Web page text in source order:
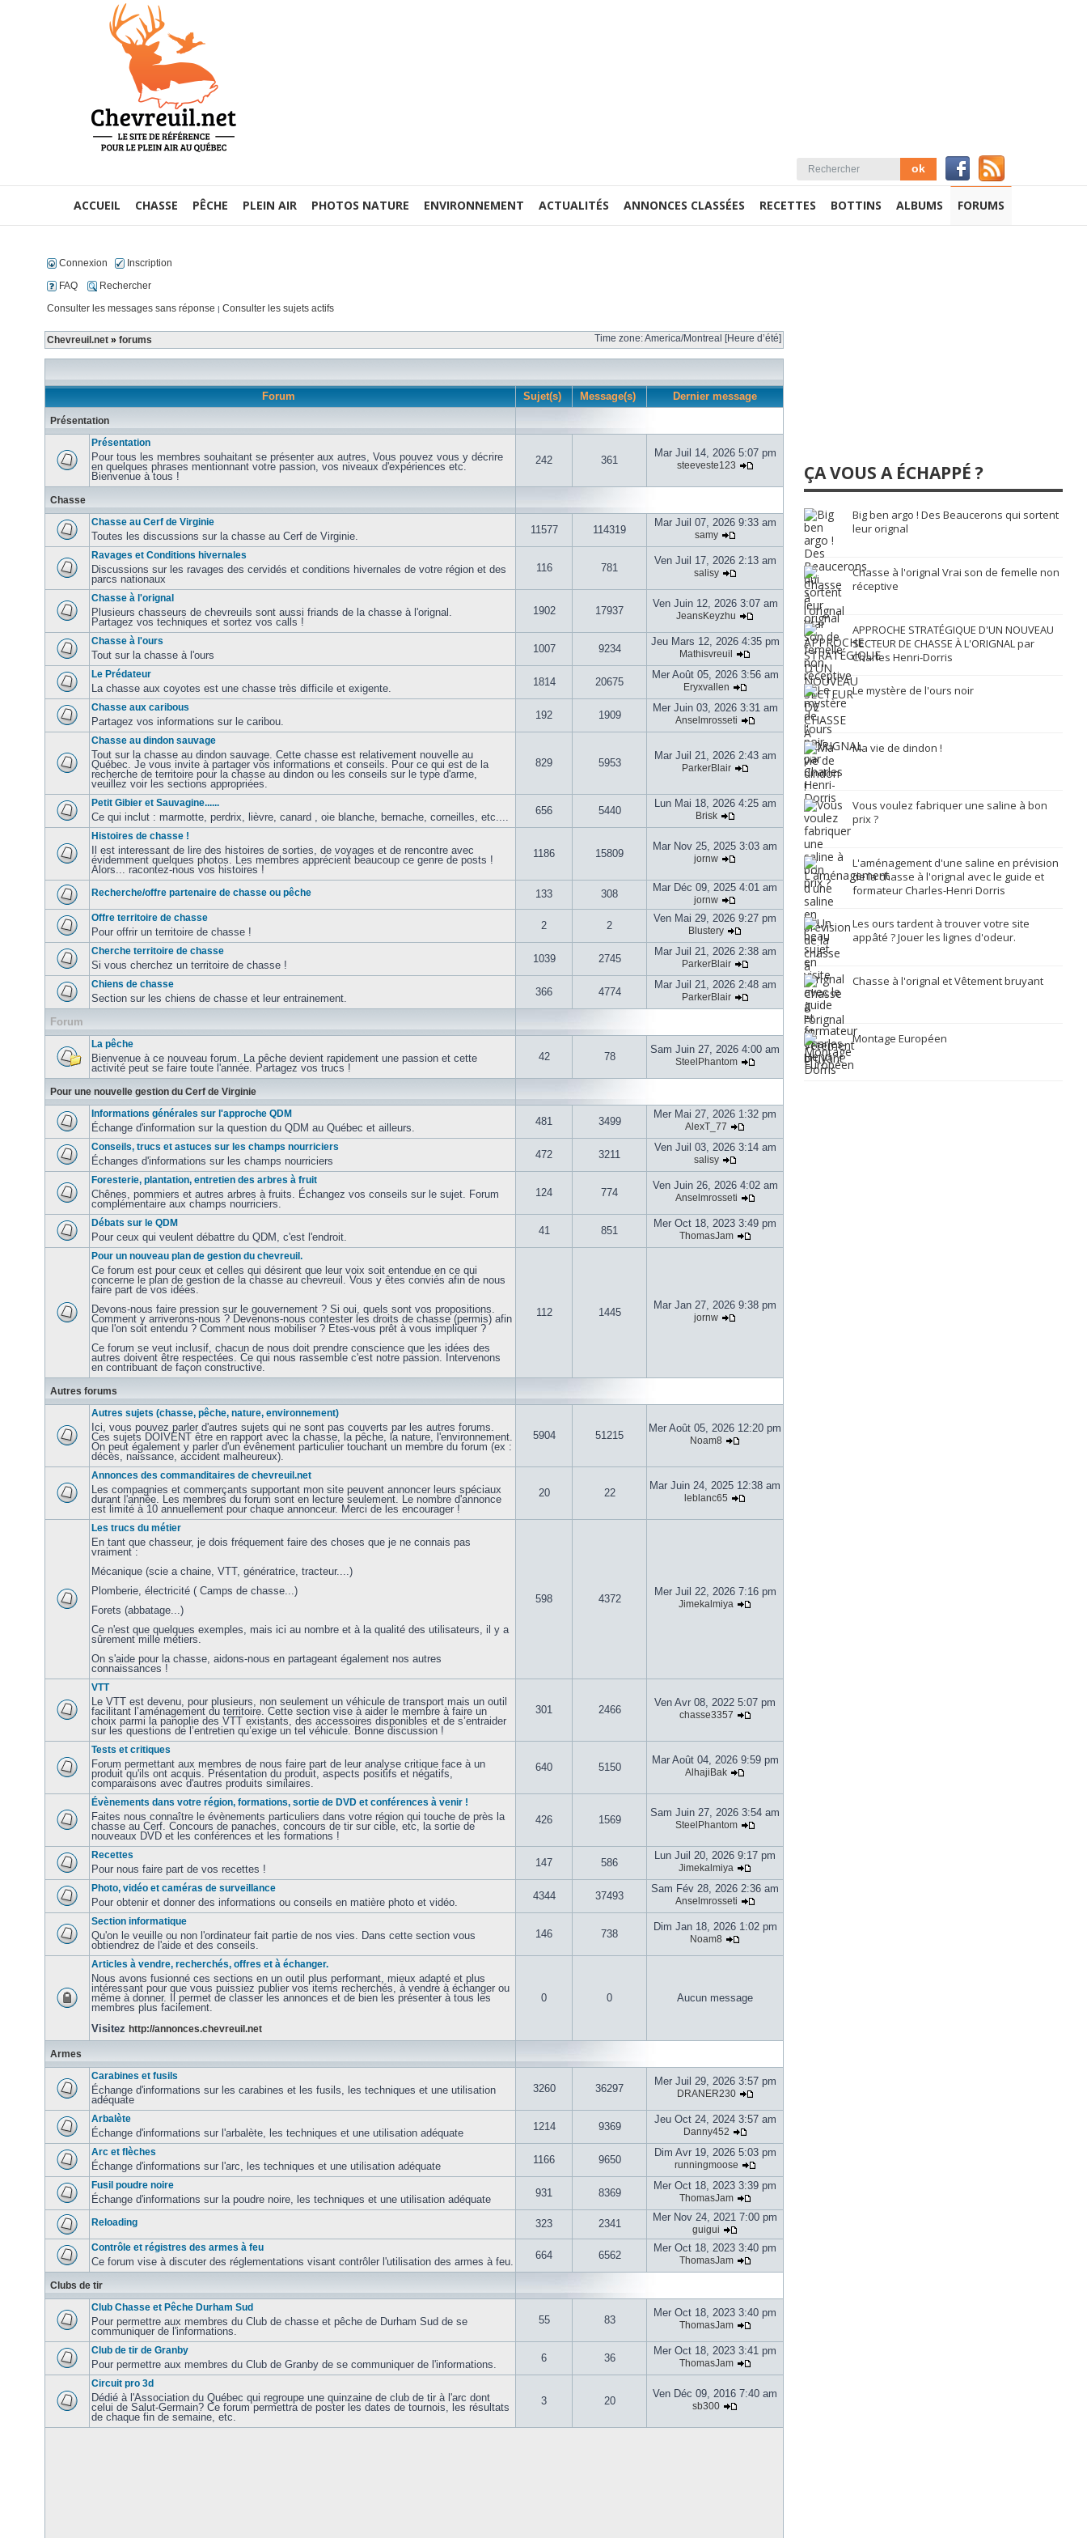
ACCUEIL CHASSE PÊCHE PLEIN AIR PHOTOS NATURE ENVIRONNEMENT ACTUALITÉS ANNONCES CLASSÉES RECETTES BOTTINS ALBUMS FORUMS
Connexion
Inscription
FAQ
Rechercher
Consulter les messages sans réponse | Consulter les sujets actifs
Chevreuil.net » forums Time zone: America/Montreal [Heure d’été]
Forum Sujet(s) Message(s) Dernier message
Présentation
Présentation
Pour tous les membres souhaitant se présenter aux autres, Vous pouvez vous y décrire
en quelques phrases mentionnant votre passion, vos niveaux d'expériences etc.
Bienvenue à tous !
242 361
Mar Juil 14, 2026 5:07 pm
steeveste123
Chasse
Chasse au Cerf de Virginie
Toutes les discussions sur la chasse au Cerf de Virginie.
11577 114319
Mar Juil 07, 2026 9:33 am
samy
Ravages et Conditions hivernales
Discussions sur les ravages des cervidés et conditions hivernales de votre région et des
parcs nationaux
116 781
Ven Juil 17, 2026 2:13 am
salisy
Chasse à l'orignal
Plusieurs chasseurs de chevreuils sont aussi friands de la chasse à l'orignal.
Partagez vos techniques et sortez vos calls !
1902 17937
Ven Juin 12, 2026 3:07 am
JeansKeyzhu
Chasse à l'ours
Tout sur la chasse à l'ours
1007 9234
Jeu Mars 12, 2026 4:35 pm
Mathisvreuil
Le Prédateur
La chasse aux coyotes est une chasse très difficile et exigente.
1814 20675
Mer Août 05, 2026 3:56 am
Eryxvallen
Chasse aux caribous
Partagez vos informations sur le caribou.
192 1909
Mer Juin 03, 2026 3:31 am
Anselmrosseti
Chasse au dindon sauvage
Tout sur la chasse au dindon sauvage. Cette chasse est relativement nouvelle au
Québec. Je vous invite à partager vos informations et conseils. Pour ce qui est de la
recherche de territoire pour la chasse au dindon ou les conseils sur le type d'arme,
veuillez voir les sections appropriées.
829 5953
Mar Juil 21, 2026 2:43 am
ParkerBlair
Petit Gibier et Sauvagine......
Ce qui inclut : marmotte, perdrix, lièvre, canard , oie blanche, bernache, corneilles, etc....
656 5440
Lun Mai 18, 2026 4:25 am
Brisk
Histoires de chasse !
Il est interessant de lire des histoires de sorties, de voyages et de rencontre avec
évidemment quelques photos. Les membres apprécient beaucoup ce genre de posts !
Alors... racontez-nous vos histoires !
1186 15809
Mar Nov 25, 2025 3:03 am
jornw
Recherche/offre partenaire de chasse ou pêche 133 308
Mar Déc 09, 2025 4:01 am
jornw
Offre territoire de chasse
Pour offrir un territoire de chasse !
2 2
Ven Mai 29, 2026 9:27 pm
Blustery
Cherche territoire de chasse
Si vous cherchez un territoire de chasse !
1039 2745
Mar Juil 21, 2026 2:38 am
ParkerBlair
Chiens de chasse
Section sur les chiens de chasse et leur entrainement.
366 4774
Mar Juil 21, 2026 2:48 am
ParkerBlair
Forum
La pêche
Bienvenue à ce nouveau forum. La pêche devient rapidement une passion et cette
activité peut se faire toute l'année. Partagez vos trucs !
42 78
Sam Juin 27, 2026 4:00 am
SteelPhantom
Pour une nouvelle gestion du Cerf de Virginie
Informations générales sur l'approche QDM
Échange d'information sur la question du QDM au Québec et ailleurs.
481 3499
Mer Mai 27, 2026 1:32 pm
AlexT_77
Conseils, trucs et astuces sur les champs nourriciers
Échanges d'informations sur les champs nourriciers
472 3211
Ven Juil 03, 2026 3:14 am
salisy
Foresterie, plantation, entretien des arbres à fruit
Chênes, pommiers et autres arbres à fruits. Échangez vos conseils sur le sujet. Forum
complémentaire aux champs nourriciers.
124 774
Ven Juin 26, 2026 4:02 am
Anselmrosseti
Débats sur le QDM
Pour ceux qui veulent débattre du QDM, c'est l'endroit.
41 851
Mer Oct 18, 2023 3:49 pm
ThomasJam
Pour un nouveau plan de gestion du chevreuil.
Ce forum est pour ceux et celles qui désirent que leur voix soit entendue en ce qui
concerne le plan de gestion de la chasse au chevreuil. Vous y êtes conviés afin de nous
faire part de vos idées.
Devons-nous faire pression sur le gouvernement ? Si oui, quels sont vos propositions.
Comment y arriverons-nous ? Devenons-nous contester les droits de chasse (permis) afin
que l'on soit entendu ? Comment nous mobiliser ? Etes-vous prêt à vous impliquer ?
Ce forum se veut inclusif, chacun de nous doit prendre conscience que les idées des
autres doivent être respectées. Ce qui nous rassemble c'est notre passion. Intervenons
en contribuant de façon constructive.
112 1445
Mar Jan 27, 2026 9:38 pm
jornw
Autres forums
Autres sujets (chasse, pêche, nature, environnement)
Ici, vous pouvez parler d'autres sujets qui ne sont pas couverts par les autres forums.
Ces sujets DOIVENT être en rapport avec la chasse, la pêche, la nature, l'environnement.
On peut également y parler d'un évênement particulier touchant un membre du forum (ex :
décès, naissance, accident malheureux).
5904 51215
Mer Août 05, 2026 12:20 pm
Noam8
Annonces des commanditaires de chevreuil.net
Les compagnies et commerçants supportant mon site peuvent annoncer leurs spéciaux
durant l'année. Les membres du forum sont en lecture seulement. Le nombre d'annonce
est limité à 10 annuellement pour chaque annonceur. Merci de les encourager !
20 22
Mar Juin 24, 2025 12:38 am
leblanc65
Les trucs du métier
En tant que chasseur, je dois fréquement faire des choses que je ne connais pas
vraiment :
Mécanique (scie a chaine, VTT, génératrice, tracteur....)
Plomberie, électricité ( Camps de chasse...)
Forets (abbatage...)
Ce n'est que quelques exemples, mais ici au nombre et à la qualité des utilisateurs, il y a
sûrement mille métiers.
On s'aide pour la chasse, aidons-nous en partageant également nos autres
connaissances !
598 4372
Mer Juil 22, 2026 7:16 pm
Jimekalmiya
VTT
Le VTT est devenu, pour plusieurs, non seulement un véhicule de transport mais un outil
facilitant l’aménagement du territoire. Cette section vise à aider le membre à faire un
choix parmi la panoplie des VTT existants, des accessoires disponibles et de s’entraider
sur les questions de l’entretien qu’exige un tel véhicule. Bonne discussion !
301 2466
Ven Avr 08, 2022 5:07 pm
chasse3357
Tests et critiques
Forum permettant aux membres de nous faire part de leur analyse critique face à un
produit qu'ils ont acquis. Présentation du produit, aspects positifs et négatifs,
comparaisons avec d'autres produits similaires.
640 5150
Mar Août 04, 2026 9:59 pm
AlhajiBak
Évènements dans votre région, formations, sortie de DVD et conférences à venir !
Faites nous connaître le évènements particuliers dans votre région qui touche de près la
chasse au Cerf. Concours de panaches, concours de tir sur cible, etc, la sortie de
nouveaux DVD et les conférences et les formations !
426 1569
Sam Juin 27, 2026 3:54 am
SteelPhantom
Recettes
Pour nous faire part de vos recettes !
147 586
Lun Juil 20, 2026 9:17 pm
Jimekalmiya
Photo, vidéo et caméras de surveillance
Pour obtenir et donner des informations ou conseils en matière photo et vidéo.
4344 37493
Sam Fév 28, 2026 2:36 am
Anselmrosseti
Section informatique
Qu'on le veuille ou non l'ordinateur fait partie de nos vies. Dans cette section vous
obtiendrez de l'aide et des conseils.
146 738
Dim Jan 18, 2026 1:02 pm
Noam8
Articles à vendre, recherchés, offres et à échanger.
Nous avons fusionné ces sections en un outil plus performant, mieux adapté et plus
intéressant pour que vous puissiez publier vos items recherchés, à vendre à échanger ou
même à donner. Il permet de classer les annonces et de bien les présenter à tous les
membres plus facilement.
Visitez http://annonces.chevreuil.net
0 0 Aucun message
Armes
Carabines et fusils
Échange d'informations sur les carabines et les fusils, les techniques et une utilisation
adéquate
3260 36297
Mer Juil 29, 2026 3:57 pm
DRANER230
Arbalète
Échange d'informations sur l'arbalète, les techniques et une utilisation adéquate
1214 9369
Jeu Oct 24, 2024 3:57 am
Danny452
Arc et flèches
Échange d'informations sur l'arc, les techniques et une utilisation adéquate
1166 9650
Dim Avr 19, 2026 5:03 pm
runningmoose
Fusil poudre noire
Échange d'informations sur la poudre noire, les techniques et une utilisation adéquate
931 8369
Mer Oct 18, 2023 3:39 pm
ThomasJam
Reloading 323 2341
Mer Nov 24, 2021 7:00 pm
guigui
Contrôle et régistres des armes à feu
Ce forum vise à discuter des réglementations visant contrôler l'utilisation des armes à feu.
664 6562
Mer Oct 18, 2023 3:40 pm
ThomasJam
Clubs de tir
Club Chasse et Pêche Durham Sud
Pour permettre aux membres du Club de chasse et pêche de Durham Sud de se
communiquer de l'informations.
55 83
Mer Oct 18, 2023 3:40 pm
ThomasJam
Club de tir de Granby
Pour permettre aux membres du Club de Granby de se communiquer de l'informations.
6 36
Mer Oct 18, 2023 3:41 pm
ThomasJam
Circuit pro 3d
Dédié à l'Association du Québec qui regroupe une quinzaine de club de tir à l'arc dont
celui de Salut-Germain? Ce forum permettra de poster les dates de tournois, les résultats
de chaque fin de semaine, etc.
3 20
Ven Déc 09, 2016 7:40 am
sb300
ÇA VOUS A ÉCHAPPÉ ?
Big ben argo ! Des Beaucerons qui sortent
leur orignal
Chasse à l'orignal Vrai son de femelle non
réceptive
APPROCHE STRATÉGIQUE D'UN NOUVEAU
SECTEUR DE CHASSE À L'ORIGNAL par
Charles Henri-Dorris
Le mystère de l'ours noir
Ma vie de dindon !
Vous voulez fabriquer une saline à bon
prix ?
L'aménagement d'une saline en prévision
de la chasse à l'orignal avec le guide et
formateur Charles-Henri Dorris
Les ours tardent à trouver votre site
appâté ? Jouer les lignes d'odeur.
Chasse à l'orignal et Vêtement bruyant
Montage Européen